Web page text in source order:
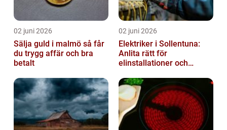
02 juni 2026
Sälja guld i malmö så får
du trygg affär och bra
betalt
02 juni 2026
Elektriker i Sollentuna:
Anlita rätt för
elinstallationer och